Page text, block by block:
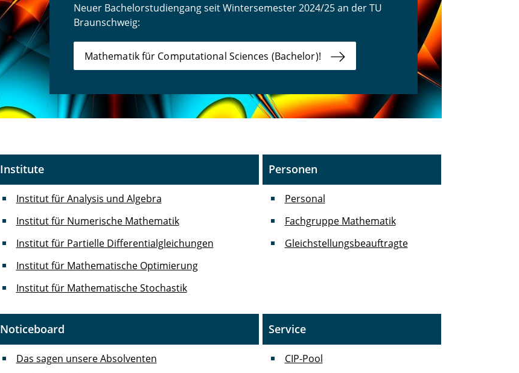
Neuer Bachelorstudiengang seit Wintersemester 2024/25 an der TU
Braunschweig:
Mathematik für Computational Sciences (Bachelor)!
Institute Personen
Institut für Analysis und Algebra
Institut für Numerische Mathematik
Institut für Partielle Differentialgleichungen
Institut für Mathematische Optimierung
Institut für Mathematische Stochastik
Personal
Fachgruppe Mathematik
Gleichstellungsbeauftragte
Noticeboard Service
Das sagen unsere Absolventen
CIP-Pool